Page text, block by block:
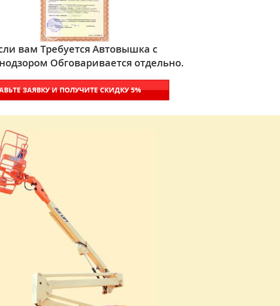
вам Требуется Автовышка с
Обговаривается отдельно.
ЗАЯВКУ И ПОЛУЧИТЕ СКИДКУ 5%